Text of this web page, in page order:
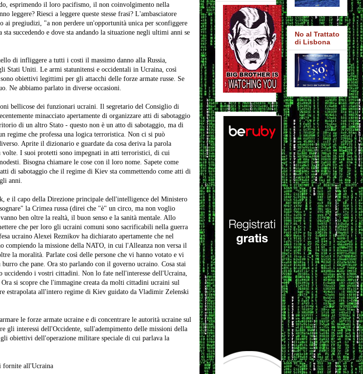
esprimendo il loro pacifismo, il non coinvolgimento nella
leggere? Riesci a leggere queste stesse frasi? L'ambasciatore
pregiudizi, "a non perdere un'opportunità unica per sconfiggere
succedendo e dove sta andando la situazione negli ultimi anni se
di infliggere a tutti i costi il massimo danno alla Russia,
Stati Uniti. Le armi statunitensi e occidentali in Ucraina, così
obiettivi legittimi per gli attacchi delle forze armate russe. Se
Ne abbiamo parlato in diverse occasioni.
bellicose dei funzionari ucraini. Il segretario del Consiglio di
minacciato apertamente di organizzare atti di sabotaggio
di un altro Stato - questo non è un atto di sabotaggio, ma di
regime che professa una logica terroristica. Non ci si può
Aprite il dizionario e guardate da cosa deriva la parola
volte. I suoi protetti sono impegnati in atti terroristici, di cui
Bisogna chiamare le cose con il loro nome. Sapete come
di sabotaggio che il regime di Kiev sta commettendo come atti di
anni.
il capo della Direzione principale dell'intelligence del Ministero
la Crimea russa (direi che "è" un circo, ma non voglio
ben oltre la realtà, il buon senso e la sanità mentale. Allo
che per loro gli ucraini comuni sono sacrificabili nella guerra
ucraino Alexei Reznikov ha dichiarato apertamente che nel
compiendo la missione della NATO, in cui l'Alleanza non versa il
la moralità. Parlate così delle persone che vi hanno votato e vi
che pane. Ora sto parlando con il governo ucraino. Cosa stai
uccidendo i vostri cittadini. Non lo fate nell'interesse dell'Ucraina,
si scopre che l'immagine creata da molti cittadini ucraini sul
estrapolata all'intero regime di Kiev guidato da Vladimir Zelenski
le forze armate ucraine e di concentrare le autorità ucraine sul
gli interessi dell'Occidente, sull'adempimento delle missioni della
obiettivi dell'operazione militare speciale di cui parlava la
fornite all'Ucraina
No al Trattato
di Lisbona